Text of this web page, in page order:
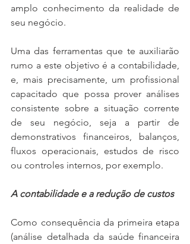
amplo conhecimento da realidade de
seu negócio.
Uma das ferramentas que te auxiliarão
rumo a este objetivo é a contabilidade,
e, mais precisamente, um profissional
capacitado que possa prover análises
consistente sobre a situação corrente
de seu negócio, seja a partir de
demonstrativos financeiros, balanços,
fluxos operacionais, estudos de risco
ou controles internos, por exemplo.
A contabilidade e a redução de custos
Como consequência da primeira etapa
(análise detalhada da saúde financeira